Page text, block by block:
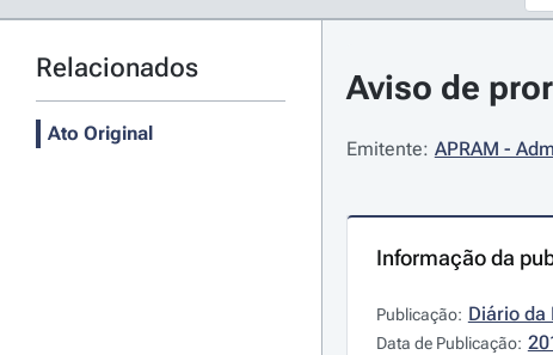
Relacionados
Ato Original
Aviso de
Emitente: APRAM -
Informação da
Publicação: Diário da
Data de Publicação: